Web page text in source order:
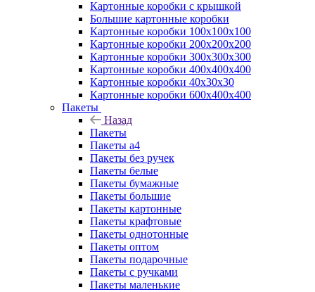
Картонные коробки с крышкой
Большие картонные коробки
Картонные коробки 100x100x100
Картонные коробки 200x200x200
Картонные коробки 300x300x300
Картонные коробки 400x400x400
Картонные коробки 40x30x30
Картонные коробки 600x400x400
Пакеты
Назад
Пакеты
Пакеты а4
Пакеты без ручек
Пакеты белые
Пакеты бумажные
Пакеты большие
Пакеты картонные
Пакеты крафтовые
Пакеты однотонные
Пакеты оптом
Пакеты подарочные
Пакеты с ручками
Пакеты маленькие